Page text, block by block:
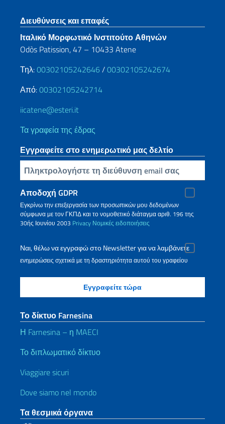
Footer section
Διευθύνσεις και επαφές
Ιταλικό Μορφωτικό Ινστιτούτο Αθηνών
Odòs Patission, 47 – 10433 Atene
Τηλ:00302105242646 /00302105242674
Από:00302105242714
iicatene@esteri.it
Τα γραφεία της έδρας
Εγγραφείτε στο ενημερωτικό μας δελτίο
Πληκτρολογήστε τη διεύθυνση email σας
Αποδοχή GDPR
Εγκρίνω την επεξεργασία των προσωπικών μου δεδομένων
σύμφωνα με τον ΓΚΠΔ και το νομοθετικό διάταγμα αριθ. 196 της
30ής Ιουνίου 2003 Privacy Νομικές ειδοποιήσεις
Ναι, θέλω να εγγραφώ στο Newsletter για να λαμβάνετε
ενημερώσεις σχετικά με τη δραστηριότητα αυτού του γραφείου
Το δίκτυο Farnesina
Η Farnesina – η MAECI
Το διπλωματικό δίκτυο
Viaggiare sicuri
Dove siamo nel mondo
Τα θεσμικά όργανα